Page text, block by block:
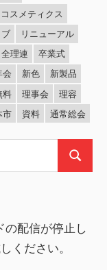
スメティクス
ブ
リニューアル
全理連
卒業式
会 新色
新製品
料 理事会
理容
市 資料 通常総会
検
の配信が停止し
ください。